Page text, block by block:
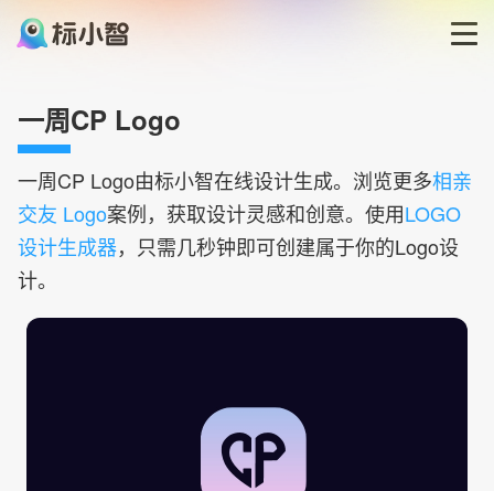
LOGO生成器
LOGO模板
一周CP Logo
一周CP Logo由标小智在线设计生成。浏览更多相亲
交友 Logo案例，获取设计灵感和创意。使用LOGO
设计生成器，只需几秒钟即可创建属于你的Logo设
计。